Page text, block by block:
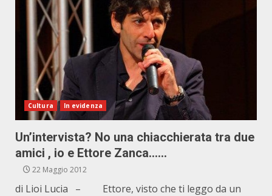
Cultura In evidenza
Un’intervista? No una chiacchierata tra due
amici , io e Ettore Zanca……
22 Maggio 2012
di Lioi Lucia – Ettore, visto che ti leggo da un